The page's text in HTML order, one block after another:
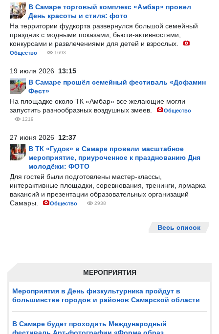
МЕРОПРИЯТИЯ
Мероприятия в День физкультурника пройдут в
большинстве городов и районов Самарской области
В Самаре будет проходить Международный
В Самаре торговый комплекс «Амбар» провел
День красоты и стиля: фото
На территории фудкорта развернулся большой семейный
праздник с модными показами, бьюти-активностями,
конкурсами и развлечениями для детей и взрослых.
Общество 1693
19 июля 2026 13:15
В Самаре прошёл семейный фестиваль «Дофамин
Фест»
На площадке около ТК «Амбар» все желающие могли
запустить разнообразных воздушных змеев.
Общество
1219
27 июня 2026 12:37
В ТК «Гудок» в Самаре провели масштабное
мероприятие, приуроченное к празднованию Дня
молодёжи: ФОТО
Для гостей были подготовлены мастер-классы,
интерактивные площадки, соревнования, тренинги, ярмарка
вакансий и презентации образовательных организаций
Самары.
Общество 2938
Весь список